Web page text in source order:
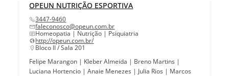
OPEUN NUTRIÇÃO ESPORTIVA
3447-9460
faleconosco@opeun.com.br
Homeopatia | Nutrição | Psiquiatria
http://opeun.com.br/
Bloco II / Sala 201
Felipe Marangon | Kleber Almeida | Breno Martins |
Luciana Hortencio | Anaie Menezes | Julia Rios | Marcos